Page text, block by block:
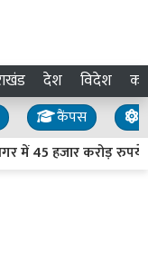
देश विदेश
कैंपस
में 45 हजार करोड़ रुपये